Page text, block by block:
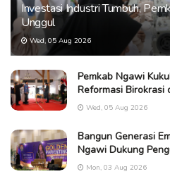
Investasi Industri Tumbuh,
Unggul
Wed, 05 Aug 2026
Pemkab Ngawi
Reformasi Birokrasi
Wed, 05 Aug 2026
Bangun Generasi
Ngawi Dukung
Mon, 03 Aug 2026